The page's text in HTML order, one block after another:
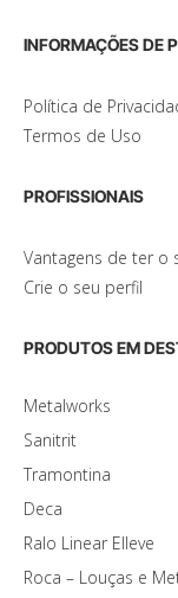
INFORMAÇÕES DE
Política de
Termos de Uso
PROFISSIONAIS
Vantagens de ter o
Crie o seu perfil
PRODUTOS EM
Metalworks
Sanitrit
Tramontina
Deca
Ralo Linear Elleve
Roca – Louças e